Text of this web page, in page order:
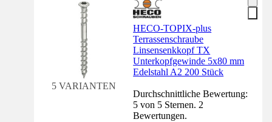
5 VARIANTEN
HECO-TOPIX-plus
Terrassenschraube
Linsensenkkopf TX
Unterkopfgewinde 5x80 mm
Edelstahl A2 200 Stück
Durchschnittliche Bewertung:
5 von 5 Sternen. 2
Bewertungen.